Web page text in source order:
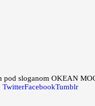
sloganom OKEAN
TwitterFacebookTumblr